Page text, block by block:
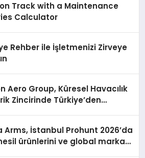
Track with a Maintenance
Calculator
Rehber ile İşletmenizi Zirveye
Aero Group, Küresel Havacılık
Zincirinde Türkiye’den
Arms, İstanbul Prohunt 2026’da
ürünlerini ve global marka